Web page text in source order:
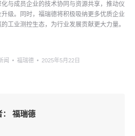
与成员企业的技术协同与资源共享，推动仪
级。同时，福瑞德将积极吸纳更多优质企业
工业测控生态，为行业发展贡献更大力量。
闻 福瑞德 2025年5月22日
福瑞德